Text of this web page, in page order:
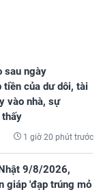
sau ngày
của dư dôi, tài
vào nhà, sự
thấy
1 giờ 20 phút trước
9/8/2026,
giáp 'đạp trúng mỏ